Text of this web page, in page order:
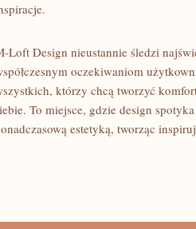
Loft Design nieustannie śledzi
oczekiwaniom
którzy chcą tworzyć
To miejsce, gdzie design
estetyką, tworząc